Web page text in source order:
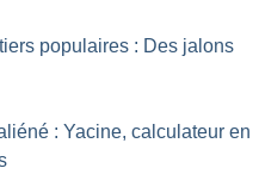
populaires : Des jalons
: Yacine, calculateur en